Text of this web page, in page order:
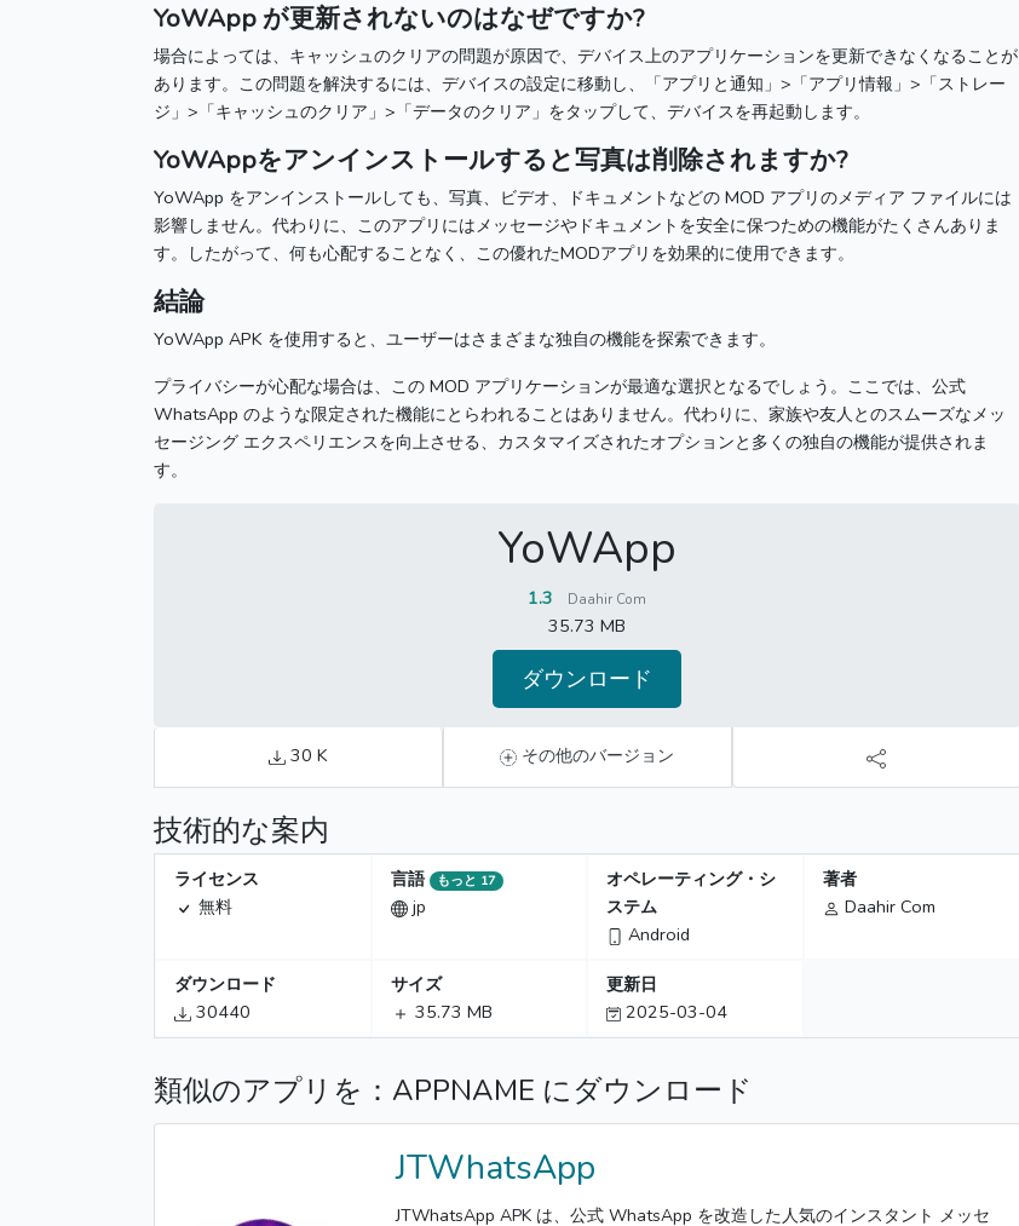
YoWApp が更新されないのはなぜですか?
場合によっては、キャッシュのクリアの問題が原因で、デバイス上のアプリケーションを更新できなくなることが
あります。 この問題を解決するには、デバイスの設定に移動し、「アプリと通知」>「アプリ情報」>「ストレー
ジ」>「キャッシュのクリア」>「データのクリア」をタップして、デバイスを再起動します。
YoWAppをアンインストールすると写真は削除されますか?
YoWApp をアンインストールしても、写真、ビデオ、ドキュメントなどの MOD アプリのメディア ファイルには
影響しません。代わりに、このアプリにはメッセージやドキュメントを安全に保つための機能がたくさんありま
す。 したがって、何も心配することなく、この優れたMODアプリを効果的に使用できます。
結論
YoWApp APK を使用すると、ユーザーはさまざまな独自の機能を探索できます。
プライバシーが心配な場合は、この MOD アプリケーションが最適な選択となるでしょう。 ここでは、公式
WhatsApp のような限定された機能にとらわれることはありません。 代わりに、家族や友人とのスムーズなメッ
セージング エクスペリエンスを向上させる、カスタマイズされたオプションと多くの独自の機能が提供されま
す。
YoWApp
1.3 Daahir Com
35.73 MB
ダウンロード
30 K その他のバージョン
技術的な案内
ライセンス
無料
言語 もっと 17
jp
オペレーティング・シ
ステム
Android
著者
Daahir Com
ダウンロード
30440
サイズ
35.73 MB
更新日
2025-03-04
類似のアプリを：APPNAME にダウンロード
JTWhatsApp
JTWhatsApp APK は、公式 WhatsApp を改造した人気のインスタント メッセ